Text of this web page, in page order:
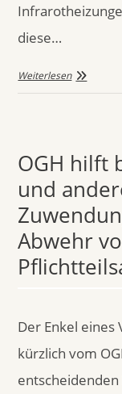
diese…
Weiterlesen
OGH hilft
und
Abwehr
Der Enkel
kürzlich vom